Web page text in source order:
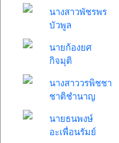
นางสาวพัชรพร
บัวพูล
นายก้องยศ
กิจมุติ
นางสาววรพิชชา
ชาติชำนาญ
นายธนพงษ์
อะเพื่อนรัมย์